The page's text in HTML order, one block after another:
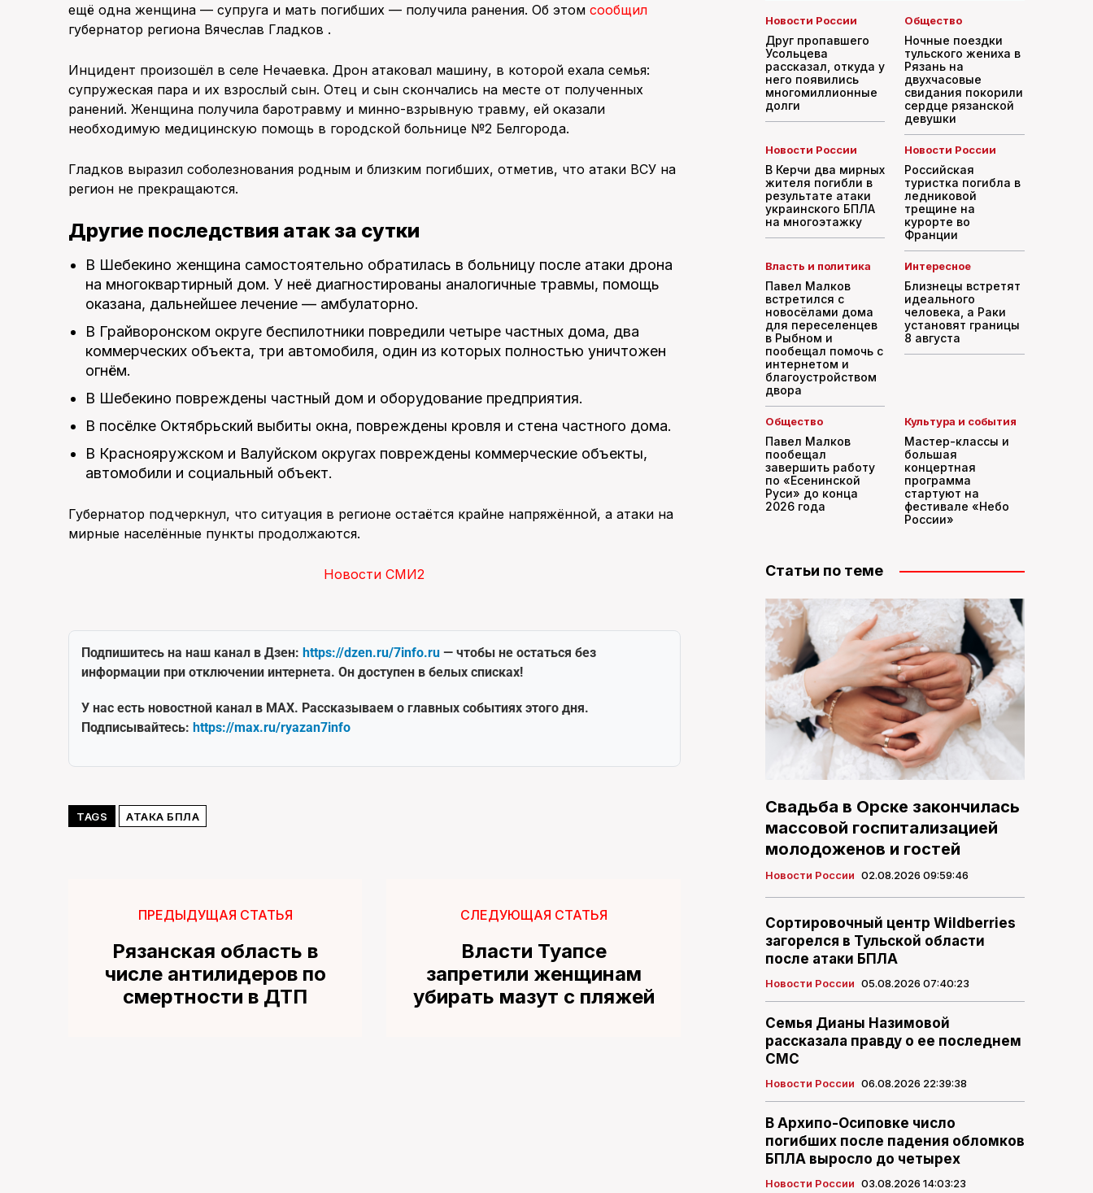
ещё одна женщина — супруга и мать погибших — получила ранения. Об этом сообщил
губернатор региона Вячеслав Гладков .
Инцидент произошёл в селе Нечаевка. Дрон атаковал машину, в которой ехала семья:
супружеская пара и их взрослый сын. Отец и сын скончались на месте от полученных
ранений. Женщина получила баротравму и минно-взрывную травму, ей оказали
необходимую медицинскую помощь в городской больнице №2 Белгорода.
Гладков выразил соболезнования родным и близким погибших, отметив, что атаки ВСУ на
регион не прекращаются.
Другие последствия атак за сутки
В Шебекино женщина самостоятельно обратилась в больницу после атаки дрона
на многоквартирный дом. У неё диагностированы аналогичные травмы, помощь
оказана, дальнейшее лечение — амбулаторно.
В Грайворонском округе беспилотники повредили четыре частных дома, два
коммерческих объекта, три автомобиля, один из которых полностью уничтожен
огнём.
В Шебекино повреждены частный дом и оборудование предприятия.
В посёлке Октябрьский выбиты окна, повреждены кровля и стена частного дома.
В Краснояружском и Валуйском округах повреждены коммерческие объекты,
автомобили и социальный объект.
Губернатор подчеркнул, что ситуация в регионе остаётся крайне напряжённой, а атаки на
мирные населённые пункты продолжаются.
Новости СМИ2
Подпишитесь на наш канал в Дзен: https://dzen.ru/7info.ru — чтобы не остаться без
информации при отключении интернета. Он доступен в белых списках!
У нас есть новостной канал в MAX. Рассказываем о главных событиях этого дня.
Подписывайтесь: https://max.ru/ryazan7info
TAGS АТАКА БПЛА
ПРЕДЫДУЩАЯ СТАТЬЯ
Рязанская область в
числе антилидеров по
смертности в ДТП
СЛЕДУЮЩАЯ СТАТЬЯ
Власти Туапсе
запретили женщинам
убирать мазут с пляжей
Новости России
Друг пропавшего
Усольцева
рассказал, откуда у
него появились
многомиллионные
долги
Общество
Ночные поездки
тульского жениха в
Рязань на
двухчасовые
свидания покорили
сердце рязанской
девушки
Новости России
В Керчи два мирных
жителя погибли в
результате атаки
украинского БПЛА
на многоэтажку
Новости России
Российская
туристка погибла в
ледниковой
трещине на
курорте во
Франции
Власть и политика
Павел Малков
встретился с
новосёлами дома
для переселенцев
в Рыбном и
пообещал помочь с
интернетом и
благоустройством
двора
Интересное
Близнецы встретят
идеального
человека, а Раки
установят границы
8 августа
Общество
Павел Малков
пообещал
завершить работу
по «Есенинской
Руси» до конца
2026 года
Культура и события
Мастер-классы и
большая
концертная
программа
стартуют на
фестивале «Небо
России»
Статьи по теме
Свадьба в Орске закончилась
массовой госпитализацией
молодоженов и гостей
Новости России 02.08.2026 09:59:46
Сортировочный центр Wildberries
загорелся в Тульской области
после атаки БПЛА
Новости России 05.08.2026 07:40:23
Семья Дианы Назимовой
рассказала правду о ее последнем
СМС
Новости России 06.08.2026 22:39:38
В Архипо-Осиповке число
погибших после падения обломков
БПЛА выросло до четырех
Новости России 03.08.2026 14:03:23